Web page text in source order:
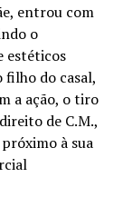
entrou com
o
estéticos
filho do casal,
a ação, o tiro
de C.M.,
à sua